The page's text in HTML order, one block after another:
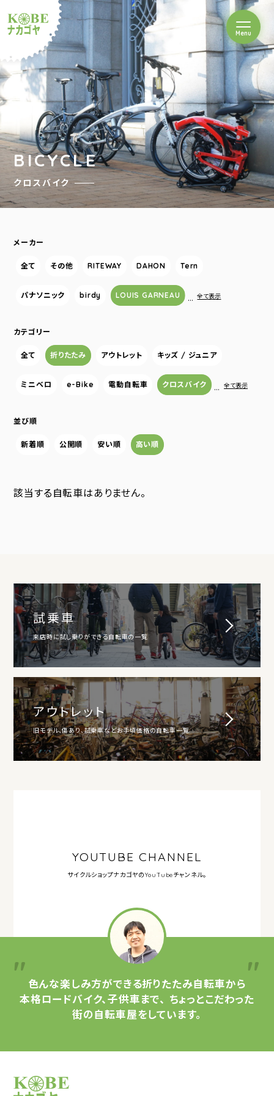
ルショップナカゴヤ
Menuを開閉
BICYCLE
クロスバイク
メーカー
全て その他 RITEWAY DAHON Tern
パナソニック birdy LOUIS GARNEAU … 全て表示
カテゴリー
全て 折りたたみ アウトレット キッズ / ジュニア
ミニベロ e-Bike 電動自転車 クロスバイク … 全て表示
並び順
新着順 公開順 安い順 高い順
該当する自転車はありません。
試乗車
来店時に試し乗りができる自転車の一覧
アウトレット
旧モデル、傷あり、試乗車などお手頃価格の自転車一覧
YOUTUBE CHANNEL
サイクルショップナカゴヤのYouTubeチャンネル。
色んな楽しみ方ができる折りたたみ自転車から
本格ロードバイク、子供車まで、 ちょっとこだわった
街の自転車屋をしています。
サイクルショップナカゴヤ